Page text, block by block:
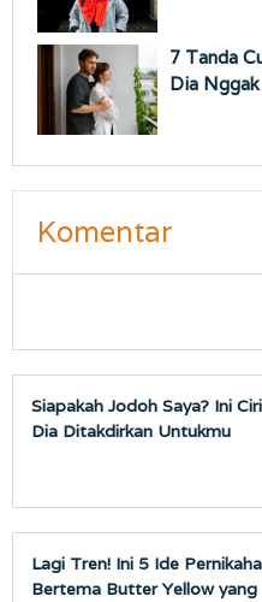
7 ⁠Tanda
Dia
Komentar
Siapakah Jodoh Saya? Ini
Dia Ditakdirkan Untukmu
Lagi Tren! Ini 5 Ide
Bertema Butter Yellow yang